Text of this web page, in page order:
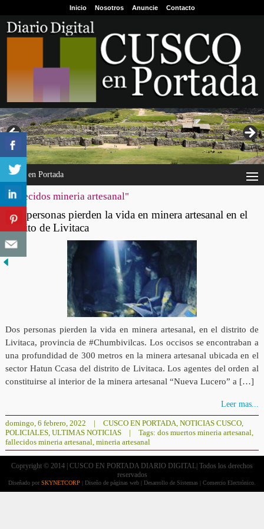
Inicio Nosotros Anuncie Contacto
Cusco en Portada
"fallecidos mineria artesanal"
Dos personas pierden la vida en minera artesanal en el
distrito de Livitaca
Dos personas pierden la vida en minera artesanal, en el distrito de
Livitaca, provincia de #Chumbivilcas. Los occisos se encontraban a
una profundidad de 300 metros en la minera artesanal ubicada en el
sector Hatun Ccasa del distrito de Livitaca. Los agentes del orden al
constituirse al interior de la minera artesanal “Nueva Lucero” a […]
Leer mas...
domingo, 6 febrero, 2022 | CUSCO EN PORTADA, NOTICIAS CUSCO,
POLICIALES, ULTIMAS NOTICIAS | Tags: dos muertos mineria artesanal,
fallecidos mineria artesanal, mineria artesanal
Copryright © 2014 | CUSCO EN PORTADA DIARIO DIGITAL| Todos los derechos
reservados
Diseñado por SKYNETCORP | Diseño de páginas web | Desarrollo de Sistemas | Comercio Electrónico.